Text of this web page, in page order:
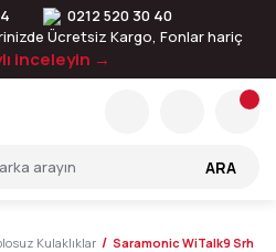
0212 520 30 40
Ücretsiz Kargo, Fonlar hariç
inceleyin →
ARA
Kulaklıklar Saramonic WiTalk9 Srh